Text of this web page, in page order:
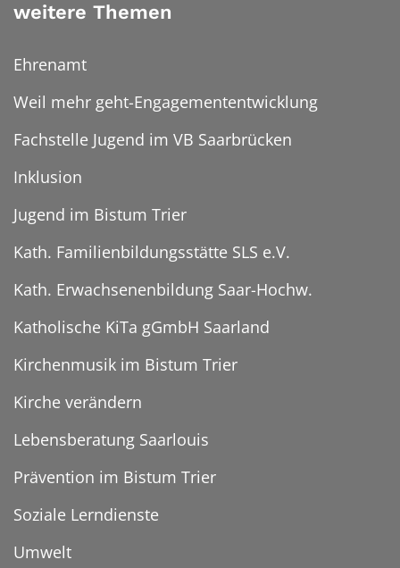
weitere Themen
Ehrenamt
Weil mehr geht-Engagemententwicklung
Fachstelle Jugend im VB Saarbrücken
Inklusion
Jugend im Bistum Trier
Kath. Familienbildungsstätte SLS e.V.
Kath. Erwachsenenbildung Saar-Hochw.
Katholische KiTa gGmbH Saarland
Kirchenmusik im Bistum Trier
Kirche verändern
Lebensberatung Saarlouis
Prävention im Bistum Trier
Soziale Lerndienste
Umwelt